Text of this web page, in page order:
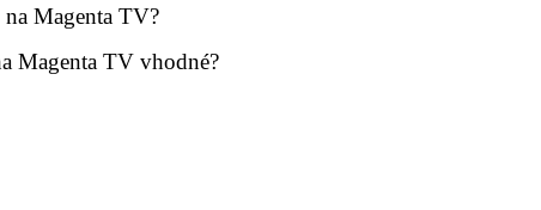
Magenta TV?
Magenta TV vhodné?